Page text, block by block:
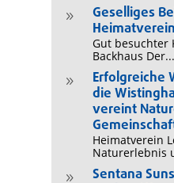
9
Geselliges
Gut besuchter
Backhaus Der...
9
Erfolgreiche
die
vereint
Heimatverein
Naturerlebnis
9
Sentana